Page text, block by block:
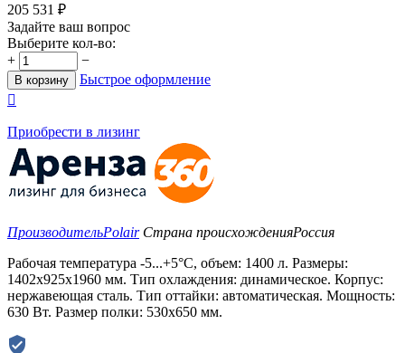
205 531 ₽
Задайте ваш вопрос
Выберите кол-во:
+
−
В корзину
Быстрое оформление

Приобрести в лизинг
ПроизводительPolair Страна происхожденияРоссия
Рабочая температура -5...+5°C, объем: 1400 л. Размеры:
1402х925х1960 мм. Тип охлаждения: динамическое. Корпус:
нержавеющая сталь. Тип оттайки: автоматическая. Мощность:
630 Вт. Размер полки: 530x650 мм.